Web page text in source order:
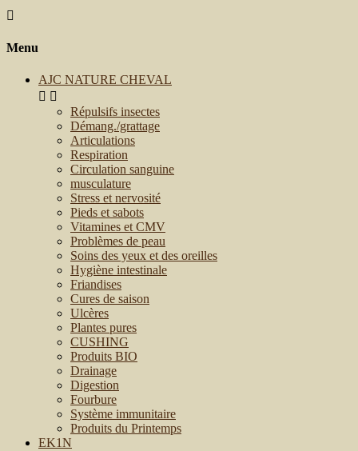

Menu
AJC NATURE CHEVAL
 
Répulsifs insectes
Démang./grattage
Articulations
Respiration
Circulation sanguine
musculature
Stress et nervosité
Pieds et sabots
Vitamines et CMV
Problèmes de peau
Soins des yeux et des oreilles
Hygiène intestinale
Friandises
Cures de saison
Ulcères
Plantes pures
CUSHING
Produits BIO
Drainage
Digestion
Fourbure
Système immunitaire
Produits du Printemps
EK1N